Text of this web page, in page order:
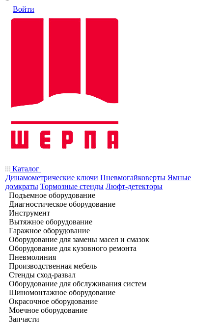
Войти
Каталог
Динамометрические ключи Пневмогайковерты Ямные
домкраты Тормозные стенды Люфт-детекторы
Подъемное оборудование
Диагностическое оборудование
Инструмент
Вытяжное оборудование
Гаражное оборудование
Оборудование для замены масел и смазок
Оборудование для кузовного ремонта
Пневмолиния
Производственная мебель
Стенды сход-развал
Оборудование для обслуживания систем
Шиномонтажное оборудование
Окрасочное оборудование
Моечное оборудование
Запчасти